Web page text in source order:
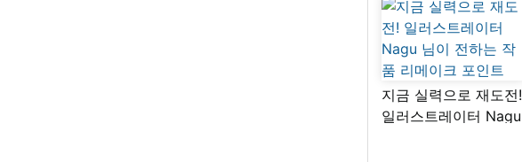
지금 실력으로 재도전!
일러스트레이터 Nagu